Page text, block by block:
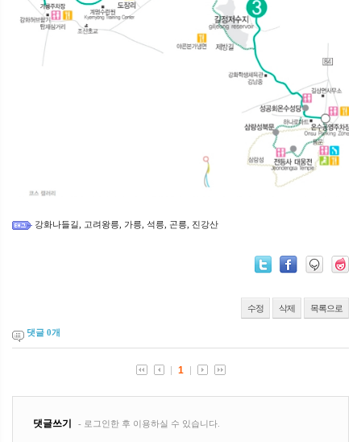
강화나들길 고려왕릉 가릉 석릉 곤릉 진강산
수정 삭제 목록으로
댓글 0개